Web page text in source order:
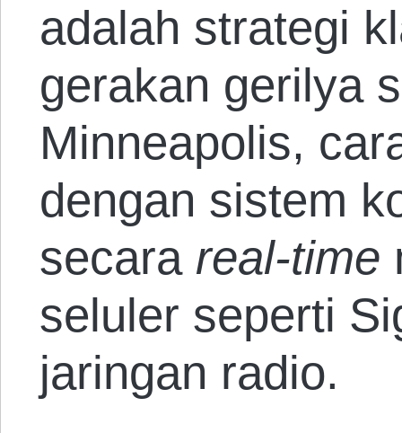
adalah strategi
gerakan gerilya
Minneapolis,
dengan sistem
secara real-time
seluler seperti
jaringan radio.